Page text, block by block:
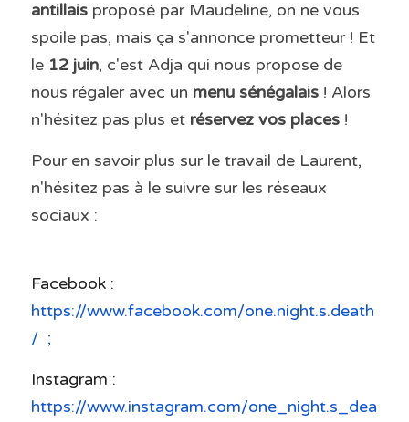
antillais proposé par Maudeline, on ne vous
spoile pas, mais ça s'annonce prometteur ! Et
le 12 juin, c'est Adja qui nous propose de
nous régaler avec un menu sénégalais ! Alors
n'hésitez pas plus et réservez vos places !
Pour en savoir plus sur le travail de Laurent,
n'hésitez pas à le suivre sur les réseaux
sociaux :
https://www.facebook.com/one.night.s.death
/
  ;
https://www.instagram.com/one_night.s_dea